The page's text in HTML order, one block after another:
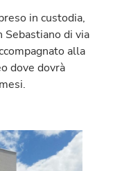
in custodia,
Sebastiano di via
alla
dove dovrà